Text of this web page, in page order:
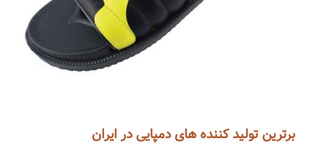
برترین تولید کننده های دمپایی در ایران